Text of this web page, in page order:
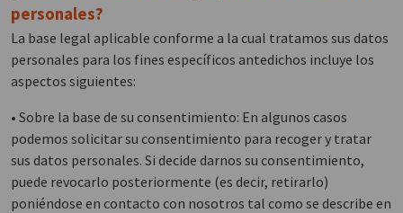
personales?
La base legal aplicable conforme a la cual tratamos sus datos
personales para los fines específicos antedichos incluye los
aspectos siguientes:
• Sobre la base de su consentimiento: En algunos casos
podemos solicitar su consentimiento para recoger y tratar
sus datos personales. Si decide darnos su consentimiento,
puede revocarlo posteriormente (es decir, retirarlo)
poniéndose en contacto con nosotros tal como se describe en